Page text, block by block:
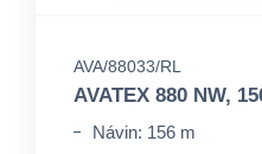
AVA/88033/RL
AVATEX 880 NW,
Návin: 156 m